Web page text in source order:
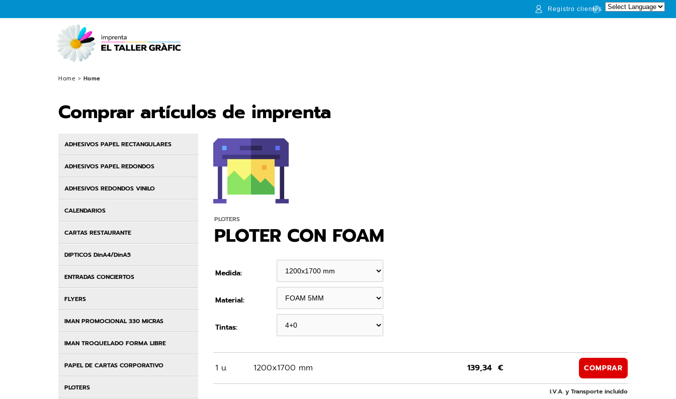
Registro clientes
Home > Home
Comprar artículos de imprenta
ADHESIVOS PAPEL RECTANGULARES
ADHESIVOS PAPEL REDONDOS
ADHESIVOS REDONDOS VINILO
CALENDARIOS
CARTAS RESTAURANTE
DIPTICOS DinA4/DinA5
ENTRADAS CONCIERTOS
FLYERS
IMAN PROMOCIONAL 330 MICRAS
IMAN TROQUELADO FORMA LIBRE
PAPEL DE CARTAS CORPORATIVO
PLOTERS
PLOTERS
PLOTER CON FOAM
Medida:
Material:
Tintas:
1 u. 1200x1700 mm 139,34 € COMPRAR
I.V.A. y Transporte incluído